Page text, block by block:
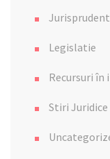
Legislatie
Recursuri
Stiri Juridice